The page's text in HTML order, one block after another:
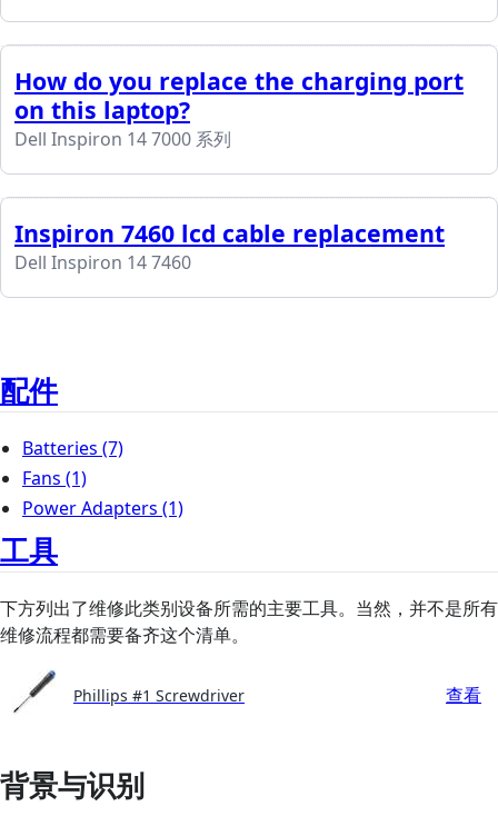
How do you replace the charging port
on this laptop?
Dell Inspiron 14 7000 系列
Inspiron 7460 lcd cable replacement
Dell Inspiron 14 7460
配件
Batteries (7)
Fans (1)
Power Adapters (1)
工具
下方列出了维修此类别设备所需的主要工具。当然，并不是所有
维修流程都需要备齐这个清单。
Phillips #1 Screwdriver 查看
背景与识别